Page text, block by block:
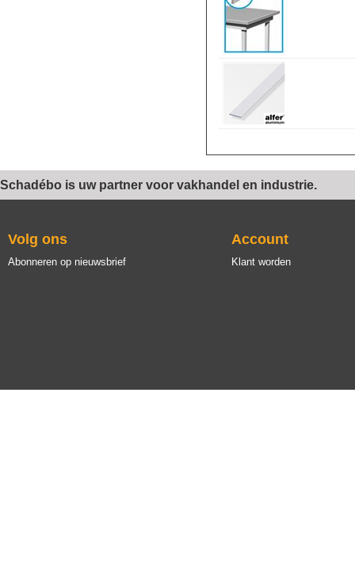
Schadébo is uw partner voor vakhandel en industrie.
Volg ons
Abonneren op nieuwsbrief
Account
Klant worden